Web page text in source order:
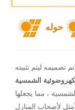
تم تصميمه ليتم تثبيته
الشمسية
، مما يجعلها